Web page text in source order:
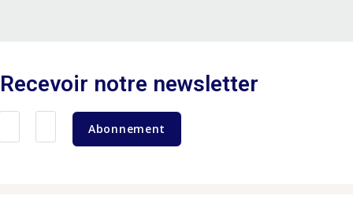
Recevoir notre newsletter
Abonnement